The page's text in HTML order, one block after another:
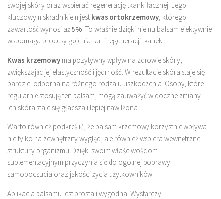
swojej skóry oraz wspierać regenerację tkanki łącznej. Jego
kluczowym składnikiem jest kwas ortokrzemowy, którego
zawartość wynosi aż5%. To właśnie dzięki niemu balsam efektywnie
wspomaga procesy gojenia ran i regeneracji tkanek.
Kwas krzemowy ma pozytywny wpływ na zdrowie skóry,
zwiększając jej elastyczność i jędrność. W rezultacie skóra staje się
bardziej odporna na różnego rodzaju uszkodzenia. Osoby, które
regularnie stosują ten balsam, mogą zauważyć widoczne zmiany –
ich skóra staje się gładsza i lepiej nawilżona.
Warto również podkreślić, że balsam krzemowy korzystnie wpływa
nie tylko na zewnętrzny wygląd, ale również wspiera wewnętrzne
struktury organizmu. Dzięki swoim właściwościom
suplementacyjnym przyczynia się do ogólnej poprawy
samopoczucia oraz jakości życia użytkowników.
Aplikacja balsamu jest prosta i wygodna. Wystarczy: